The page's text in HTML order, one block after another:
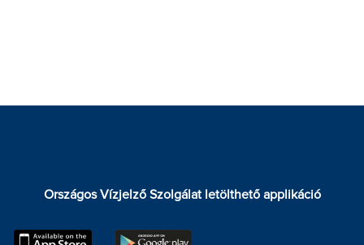
Országos Vízjelző Szolgálat letölthető applikáció